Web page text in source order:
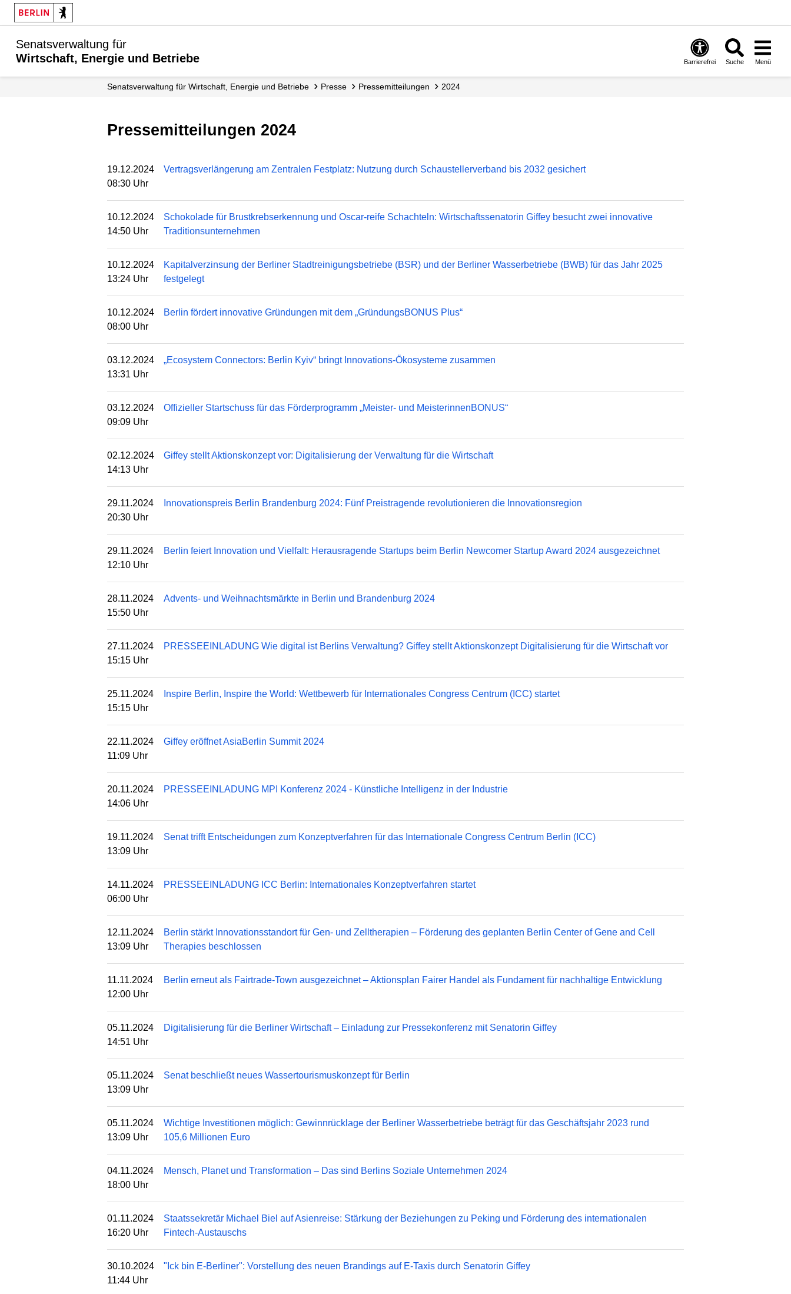
Senatsverwaltung für
Wirtschaft, Energie und Betriebe
Barrierefrei Suche Menü
Senats­verwaltung für Wirtschaft, Energie und Betriebe Presse Presse­mitteilungen 2024
Pressemitteilungen 2024
19.12.2024
08:30 Uhr
Vertragsverlängerung am Zentralen Festplatz: Nutzung durch Schaustellerverband bis 2032 gesichert
10.12.2024
14:50 Uhr
Schokolade für Brustkrebserkennung und Oscar-reife Schachteln: Wirtschaftssenatorin Giffey besucht zwei innovative
Traditionsunternehmen
10.12.2024
13:24 Uhr
Kapitalverzinsung der Berliner Stadtreinigungsbetriebe (BSR) und der Berliner Wasserbetriebe (BWB) für das Jahr 2025
festgelegt
10.12.2024
08:00 Uhr
Berlin fördert innovative Gründungen mit dem „GründungsBONUS Plus“
03.12.2024
13:31 Uhr
„Ecosystem Connectors: Berlin Kyiv“ bringt Innovations-Ökosysteme zusammen
03.12.2024
09:09 Uhr
Offizieller Startschuss für das Förderprogramm „Meister- und MeisterinnenBONUS“
02.12.2024
14:13 Uhr
Giffey stellt Aktionskonzept vor: Digitalisierung der Verwaltung für die Wirtschaft
29.11.2024
20:30 Uhr
Innovationspreis Berlin Brandenburg 2024: Fünf Preistragende revolutionieren die Innovationsregion
29.11.2024
12:10 Uhr
Berlin feiert Innovation und Vielfalt: Herausragende Startups beim Berlin Newcomer Startup Award 2024 ausgezeichnet
28.11.2024
15:50 Uhr
Advents- und Weihnachtsmärkte in Berlin und Brandenburg 2024
27.11.2024
15:15 Uhr
PRESSEEINLADUNG Wie digital ist Berlins Verwaltung? Giffey stellt Aktionskonzept Digitalisierung für die Wirtschaft vor
25.11.2024
15:15 Uhr
Inspire Berlin, Inspire the World: Wettbewerb für Internationales Congress Centrum (ICC) startet
22.11.2024
11:09 Uhr
Giffey eröffnet AsiaBerlin Summit 2024
20.11.2024
14:06 Uhr
PRESSEEINLADUNG MPI Konferenz 2024 - Künstliche Intelligenz in der Industrie
19.11.2024
13:09 Uhr
Senat trifft Entscheidungen zum Konzeptverfahren für das Internationale Congress Centrum Berlin (ICC)
14.11.2024
06:00 Uhr
PRESSEEINLADUNG ICC Berlin: Internationales Konzeptverfahren startet
12.11.2024
13:09 Uhr
Berlin stärkt Innovationsstandort für Gen- und Zelltherapien – Förderung des geplanten Berlin Center of Gene and Cell
Therapies beschlossen
11.11.2024
12:00 Uhr
Berlin erneut als Fairtrade-Town ausgezeichnet – Aktionsplan Fairer Handel als Fundament für nachhaltige Entwicklung
05.11.2024
14:51 Uhr
Digitalisierung für die Berliner Wirtschaft – Einladung zur Pressekonferenz mit Senatorin Giffey
05.11.2024
13:09 Uhr
Senat beschließt neues Wassertourismuskonzept für Berlin
05.11.2024
13:09 Uhr
Wichtige Investitionen möglich: Gewinnrücklage der Berliner Wasserbetriebe beträgt für das Geschäftsjahr 2023 rund
105,6 Millionen Euro
04.11.2024
18:00 Uhr
Mensch, Planet und Transformation – Das sind Berlins Soziale Unternehmen 2024
01.11.2024
16:20 Uhr
Staatssekretär Michael Biel auf Asienreise: Stärkung der Beziehungen zu Peking und Förderung des internationalen
Fintech-Austauschs
30.10.2024
11:44 Uhr
"Ick bin E-Berliner": Vorstellung des neuen Brandings auf E-Taxis durch Senatorin Giffey